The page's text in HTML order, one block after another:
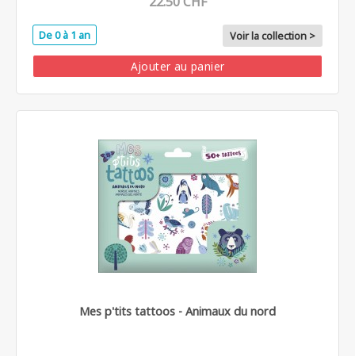
De 0 à 1 an Voir la collection >
Ajouter au panier
Mes p'tits tattoos - Animaux du nord